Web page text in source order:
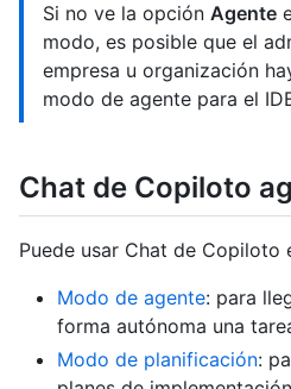
Si no ve la opción Agente
modo, es posible que el
empresa u organización
modo de agente para el
Chat de Copiloto
Puede usar Chat de Copiloto
Modo de agente: para
forma autónoma una
Modo de planificación: